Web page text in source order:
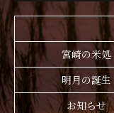
宮崎の米処
明月の誕生
お知らせ